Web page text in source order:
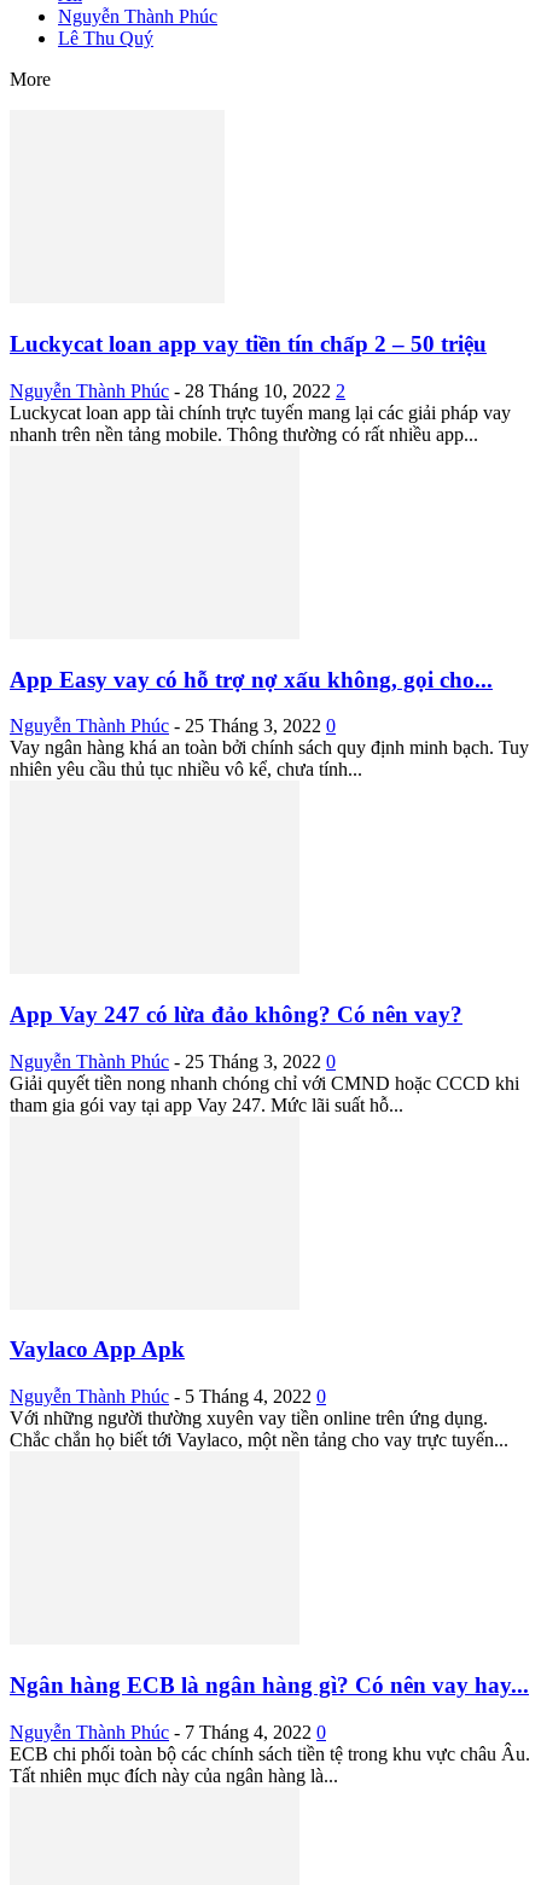
Nguyễn Thành Phúc
Lê Thu Quý
More
Luckycat loan app vay tiền tín chấp 2 – 50 triệu
Nguyễn Thành Phúc - 28 Tháng 10, 2022 2
Luckycat loan app tài chính trực tuyến mang lại các giải pháp vay
nhanh trên nền tảng mobile. Thông thường có rất nhiều app...
App Easy vay có hỗ trợ nợ xấu không, gọi cho...
Nguyễn Thành Phúc - 25 Tháng 3, 2022 0
Vay ngân hàng khá an toàn bởi chính sách quy định minh bạch. Tuy
nhiên yêu cầu thủ tục nhiều vô kể, chưa tính...
App Vay 247 có lừa đảo không? Có nên vay?
Nguyễn Thành Phúc - 25 Tháng 3, 2022 0
Giải quyết tiền nong nhanh chóng chỉ với CMND hoặc CCCD khi
tham gia gói vay tại app Vay 247. Mức lãi suất hỗ...
Vaylaco App Apk
Nguyễn Thành Phúc - 5 Tháng 4, 2022 0
Với những người thường xuyên vay tiền online trên ứng dụng.
Chắc chắn họ biết tới Vaylaco, một nền tảng cho vay trực tuyến...
Ngân hàng ECB là ngân hàng gì? Có nên vay hay...
Nguyễn Thành Phúc - 7 Tháng 4, 2022 0
ECB chi phối toàn bộ các chính sách tiền tệ trong khu vực châu Âu.
Tất nhiên mục đích này của ngân hàng là...